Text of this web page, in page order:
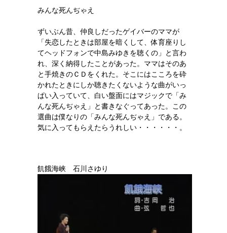
みんな死んぢゃえ
ずいぶん昔、仲良しだったゲイバーのママが
「失恋したときは部屋を暗くして、体育座りし
てヘッドフォンで中島みゆきを聴くの」と言わ
れ、深く納得したことがあった。ママはそのあ
と手焼きのＣＤをくれた。そこにはこころを砕
かれたときにしか聴きたくないような曲がいっ
ぱい入っていて、白い盤面にはマジックで「み
んな死んぢゃえ」と書きなぐってあった。この
選曲は僕なりの「みんな死んぢゃえ」である。
気に入ってもらえたらうれしい・・・・・・。
飢餓海峡 石川さゆり